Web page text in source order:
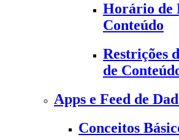
Horário de
Conteúdo
Restrições
de
Apps e Feed de
Conceitos